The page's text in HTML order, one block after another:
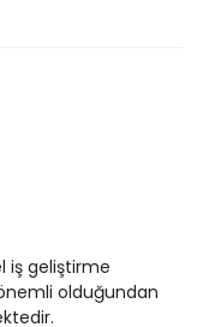
iş geliştirme
olduğundan